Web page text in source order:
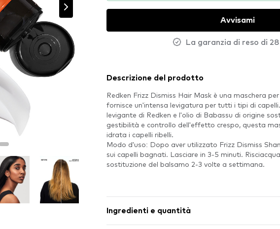
Avvisami
La garanzia di reso di
Descrizione del prodotto
Redken Frizz Dismiss Hair Mask è una maschera
fornisce un'intensa levigatura per tutti i tipi di
levigante di Redken e l'olio di Babassu di origine
gestibilità e controllo dell'effetto crespo, questa
idrata i capelli ribelli.
Modo d'uso: Dopo aver utilizzato Frizz Dismiss
sui capelli bagnati. Lasciare in 3-5 minuti.
sostituzione del balsamo 2-3 volte a settimana.
Ingredienti e quantità